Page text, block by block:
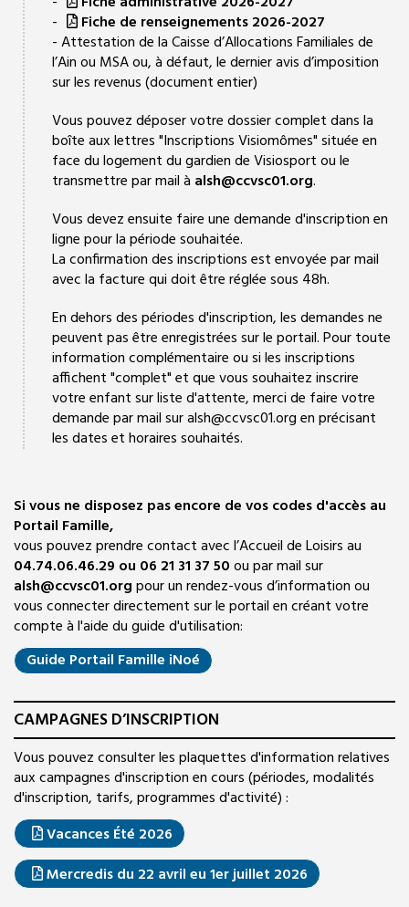
-
Fiche de renseignements 2026-2027
- Attestation de la Caisse d’Allocations Familiales de
l’Ain ou MSA ou, à défaut, le dernier avis d’imposition
sur les revenus (document entier)
Vous pouvez déposer votre dossier complet dans la
boîte aux lettres "Inscriptions Visiomômes" située en
face du logement du gardien de Visiosport ou le
transmettre par mail à alsh@ccvsc01.org.
Vous devez ensuite faire une demande d'inscription en
ligne pour la période souhaitée.
La confirmation des inscriptions est envoyée par mail
avec la facture qui doit être réglée sous 48h.
En dehors des périodes d'inscription, les demandes ne
peuvent pas être enregistrées sur le portail. Pour toute
information complémentaire ou si les inscriptions
affichent "complet" et que vous souhaitez inscrire
votre enfant sur liste d'attente, merci de faire votre
demande par mail sur alsh@ccvsc01.org en précisant
les dates et horaires souhaités.
Si vous ne disposez pas encore de vos codes d'accès au
Portail Famille,
vous pouvez prendre contact avec l’Accueil de Loisirs au
04.74.06.46.29 ou 06 21 31 37 50ou par mail sur
alsh@ccvsc01.orgpour un rendez-vous d’information ou
vous connecter directement sur le portail en créant votre
compte à l'aide du guide d'utilisation:
Guide Portail Famille iNoé
CAMPAGNES D’INSCRIPTION
Vous pouvez consulter les plaquettes d'information relatives
aux campagnes d'inscription en cours (périodes, modalités
d'inscription, tarifs, programmes d'activité) :
Vacances Été 2026
Mercredis du 22 avril eu 1er juillet 2026